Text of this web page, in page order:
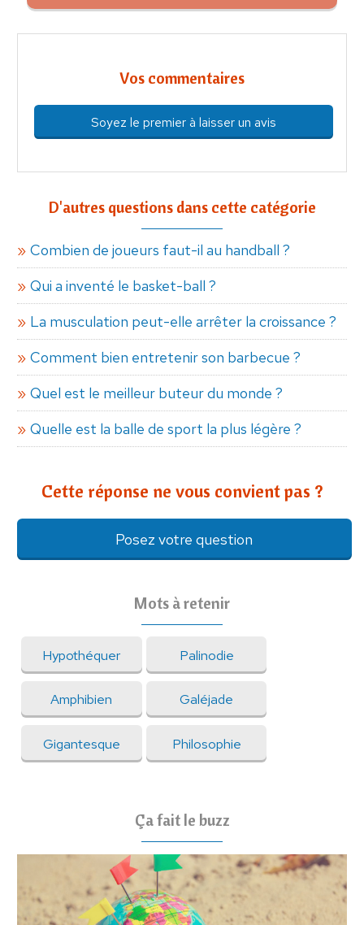
Vos commentaires
Soyez le premier à laisser un avis
D'autres questions dans cette catégorie
Combien de joueurs faut-il au handball ?
Qui a inventé le basket-ball ?
La musculation peut-elle arrêter la croissance ?
Comment bien entretenir son barbecue ?
Quel est le meilleur buteur du monde ?
Quelle est la balle de sport la plus légère ?
Cette réponse ne vous convient pas ?
Posez votre question
Mots à retenir
Hypothéquer Palinodie
Amphibien Galéjade
Gigantesque Philosophie
Ça fait le buzz